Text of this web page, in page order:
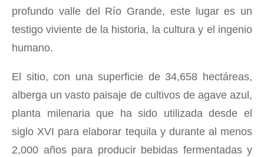
profundo valle del Río Grande, este lugar es un
testigo viviente de la historia, la cultura y el ingenio
humano.
El sitio, con una superficie de 34,658 hectáreas,
alberga un vasto paisaje de cultivos de agave azul,
planta milenaria que ha sido utilizada desde el
siglo XVI para elaborar tequila y durante al menos
2,000 años para producir bebidas fermentadas y